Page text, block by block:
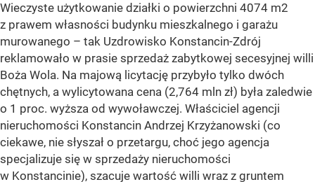
Wieczyste użytkowanie działki o powierzchni 4074 m2
z prawem własności budynku mieszkalnego i garażu
murowanego – tak Uzdrowisko Konstancin-Zdrój
reklamowało w prasie sprzedaż zabytkowej secesyjnej willi
Boża Wola. Na majową licytację przybyło tylko dwóch
chętnych, a wylicytowana cena (2,764 mln zł) była zaledwie
o 1 proc. wyższa od wywoławczej. Właściciel agencji
nieruchomości Konstancin Andrzej Krzyżanowski (co
ciekawe, nie słyszał o przetargu, choć jego agencja
specjalizuje się w sprzedaży nieruchomości
w Konstancinie), szacuje wartość willi wraz z gruntem